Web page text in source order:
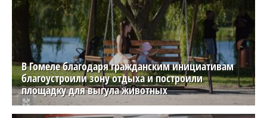
В Гомеле благодаря гражданским инициативам
благоустроили зону отдыха и построили
площадку для выгула животных